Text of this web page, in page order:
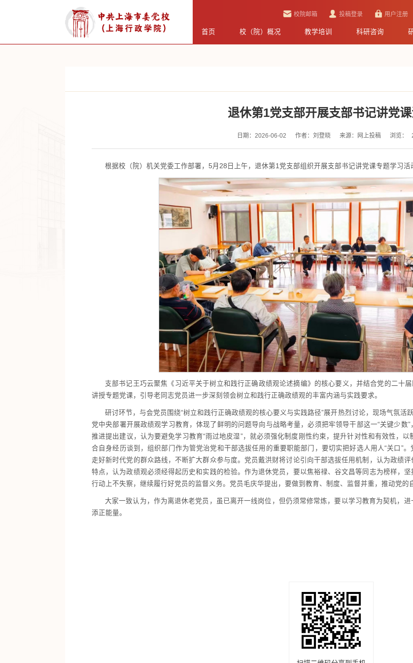
校院邮箱 投稿登录 用户注册
首页 校（院）概况 教学培训 科研咨询
退休第1党支部开展支部书记讲党
日期：2026-06-02 作者：刘登晓 来源：网上投稿 浏览：
根据校（院）机关党委工作部署，5月28日上午，退休第1党支部组织开展支部书记讲党课专题学习活
支部书记王巧云聚焦《习近平关于树立和践行正确政绩观论述摘编》的核心要义，并结合党的二十
讲授专题党课，引导老同志党员进一步深刻领会树立和践行正确政绩观的丰富内涵与实践要求。
研讨环节，与会党员围绕“树立和践行正确政绩观的核心要义与实践路径”展开热烈讨论，现场气氛活
党中央部署开展政绩观学习教育，体现了鲜明的问题导向与战略考量，必须把牢领导干部这一“关键少数
推进提出建议，认为要避免学习教育“雨过地皮湿”，就必须强化制度刚性约束，提升针对性和有效性，
合自身经历谈到，组织部门作为管党治党和干部选拔任用的重要职能部门，要切实把好选人用人“关口”
走好新时代党的群众路线，不断扩大群众参与度。党员戴洪财将讨论引向干部选拔任用机制，认为政绩
特点，认为政绩观必须经得起历史和实践的检验。作为退休党员，要以焦裕禄、谷文昌等同志为榜样，
行动上不失察，继续履行好党员的监督义务。党员毛庆华提出，要做到教育、制度、监督并重，推动党的
大家一致认为，作为离退休老党员，虽已离开一线岗位，但仍须常修常炼，要以学习教育为契机，
添正能量。